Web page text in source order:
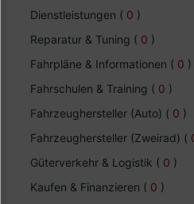
Dienstleistungen ( 0 )
Reparatur & Tuning ( 0 )
Fahrpläne & Informationen ( 0 )
Fahrschulen & Training ( 0 )
Fahrzeughersteller (Auto) ( 0 )
Fahrzeughersteller (Zweirad) (
Güterverkehr & Logistik ( 0 )
Kaufen & Finanzieren ( 0 )